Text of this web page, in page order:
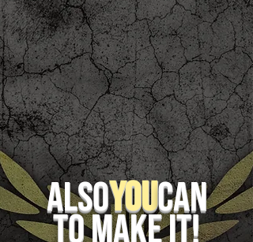
AlsoYOUcan
to make it!